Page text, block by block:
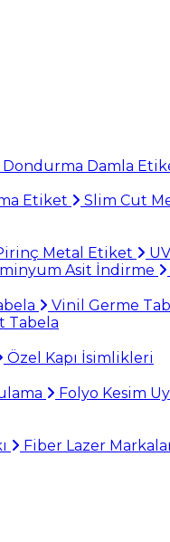
Dondurma Damla
Etiket Slim Cut
Metal Etiket
Asit İndirme
Vinil Germe
Tabela
Özel Kapı İsimlikleri
Folyo Kesim
Fiber Lazer